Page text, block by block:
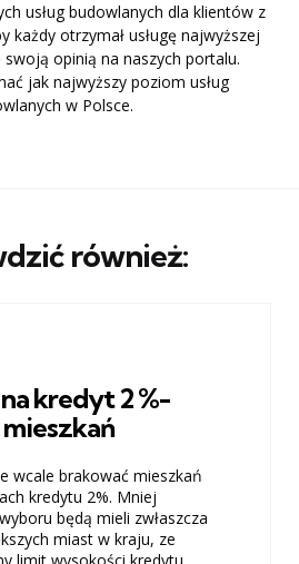
usług budowlanych dla klientów z
każdy otrzymał usługę najwyższej
opinią na naszych portalu.
jak najwyższy poziom usług
w Polsce.
również:
kredyt 2 %-
wcale brakować mieszkań
kredytu 2%. Mniej
będą mieli zwłaszcza
miast w kraju, ze